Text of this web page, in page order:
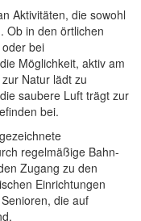
Aktivitäten, die sowohl
Ob in den örtlichen
bei
Möglichkeit, aktiv am
Natur lädt zu
saubere Luft trägt zur
bei.
regelmäßige Bahn-
Zugang zu den
Einrichtungen
die auf